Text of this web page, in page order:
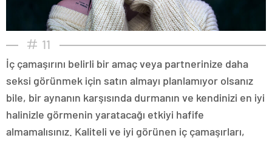
11
İç çamaşırını belirli bir amaç veya partnerinize daha
seksi görünmek için satın almayı planlamıyor olsanız
bile, bir aynanın karşısında durmanın ve kendinizi en iyi
halinizle görmenin yaratacağı etkiyi hafife
almamalısınız. Kaliteli ve iyi görünen iç çamaşırları,